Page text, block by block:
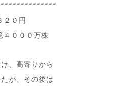
２０円
４０００万株
、高寄りから
が、その後は